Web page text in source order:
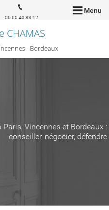
Menu
CHAMAS
- Bordeaux
06.60.40.83.12
Vincennes et Bordeaux :
conseiller, négocier, défendre